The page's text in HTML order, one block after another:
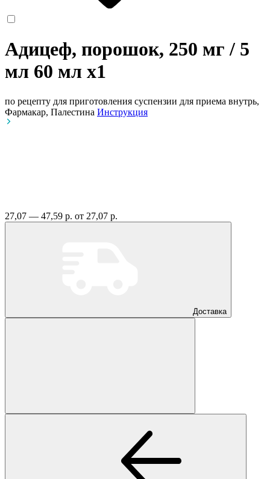
Адицеф, порошок, 250 мг / 5
мл 60 мл x1
по рецепту для приготовления суспензии для приема внутрь,
Фармакар, Палестина Инструкция
27,07 — 47,59 р. от 27,07 р.
Доставка